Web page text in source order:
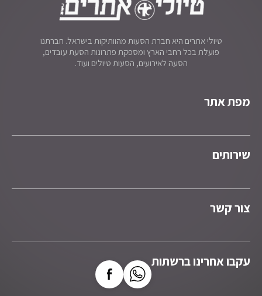
טיולי אתרים היא חברת הסעות מהוותיקות בישראל. חברתנו
פועלת בכל רחבי הארץ ומספקת פתרונות הסעת עובדים,
הסעה לאירועים, הסעות טיולים ועוד.
מפת אתר
שירותים
צור קשר
עקבו אחרינו ברשתות